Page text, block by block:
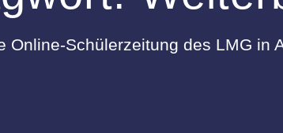
Online-Schülerzeitung des LMG in